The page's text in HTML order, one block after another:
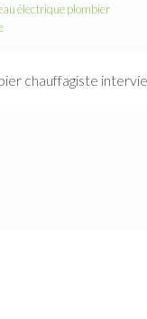
électrique plombier
chauffagiste